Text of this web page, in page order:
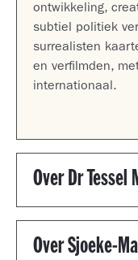
ontwikkeling,
subtiel politiek
surrealisten
en verfilmden,
internationaal.
Over Dr Tessel
al 17 jaar
de twintigste
Over Sjoeke-